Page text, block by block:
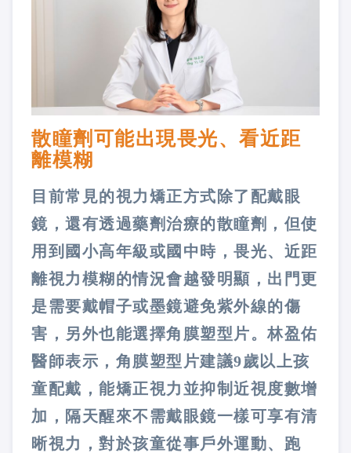
散瞳劑可能出現畏光、看近距
離模糊
目前常見的視力矯正方式除了配戴眼
鏡，還有透過藥劑治療的散瞳劑，但使
用到國小高年級或國中時，畏光、近距
離視力模糊的情況會越發明顯，出門更
是需要戴帽子或墨鏡避免紫外線的傷
害，另外也能選擇角膜塑型片。林盈佑
醫師表示，角膜塑型片建議9歲以上孩
童配戴，能矯正視力並抑制近視度數增
加，隔天醒來不需戴眼鏡一樣可享有清
晰視力，對於孩童從事戶外運動、跑